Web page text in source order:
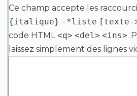
Ce champ accepte les
{italique} -*liste [texte-
code HTML<q> <del> <ins>.
laissez simplement des lignes